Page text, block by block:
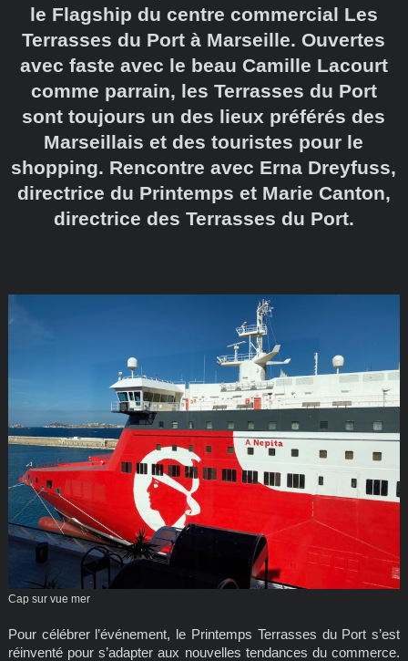
le Flagship du centre commercial Les
Terrasses du Port à Marseille. Ouvertes
avec faste avec le beau Camille Lacourt
comme parrain, les Terrasses du Port
sont toujours un des lieux préférés des
Marseillais et des touristes pour le
shopping. Rencontre avec Erna Dreyfuss,
directrice du Printemps et Marie Canton,
directrice des Terrasses du Port.
Cap sur vue mer
Pour célébrer l’événement, le Printemps Terrasses du Port s’est
réinventé pour s’adapter aux nouvelles tendances du commerce.